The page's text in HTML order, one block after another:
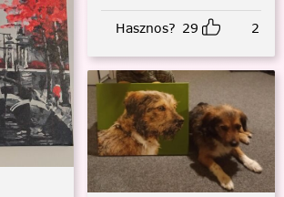
Hasznos? 29 2